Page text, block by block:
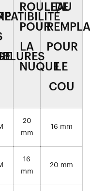
ROULEAU
POUR
LA
NUQUE
DE
POUR
LE
COU
20
mm
16 mm
16
mm
20 mm